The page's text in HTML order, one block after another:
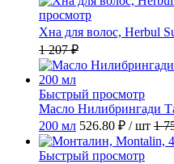
просмотр
Хна для волос, Herbul
1 207 ₽
Быстрый просмотр
Масло Нилибрингади
200 мл 526.80 ₽ / шт 1
Быстрый просмотр